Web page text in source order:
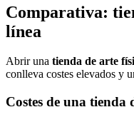
Comparativa:
línea
Abrir una tienda de arte
conlleva costes elevados y
Costes de una tienda